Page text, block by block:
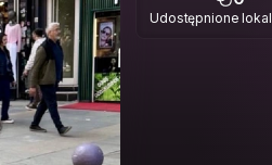
Udostępnione